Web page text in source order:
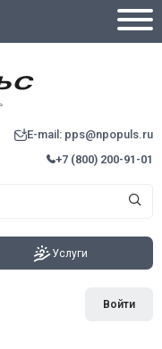
E-mail: pps@npopuls.ru
+7 (800) 200-91-01
Услуги
Войти